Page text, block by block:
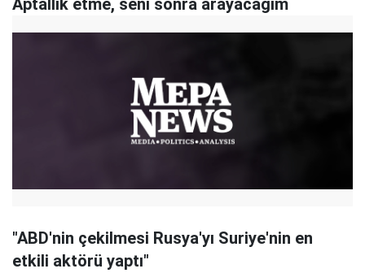
Aptallık etme, seni sonra arayacağım
"ABD'nin çekilmesi Rusya'yı Suriye'nin en
etkili aktörü yaptı"